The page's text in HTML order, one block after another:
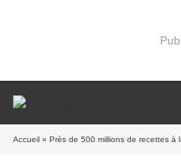
Accueil » Près de 500 millions de recettes à